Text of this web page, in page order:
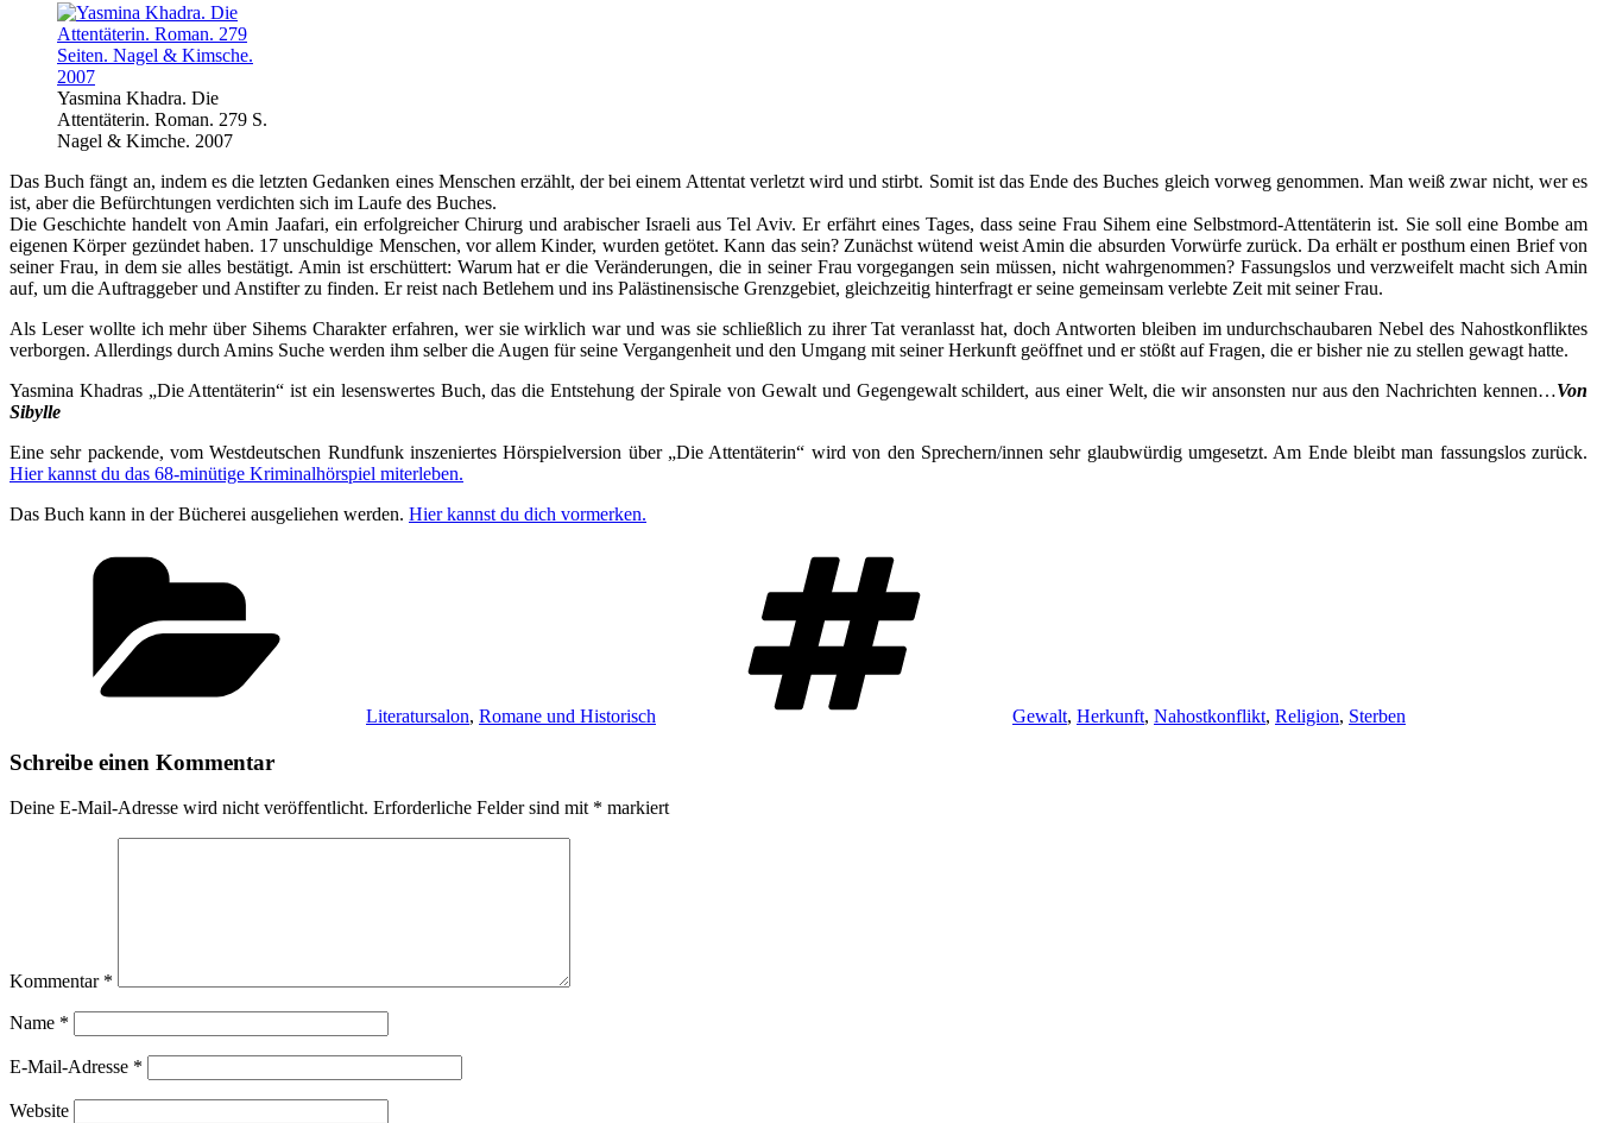
Yasmina Khadra. Die
Attentäterin. Roman. 279 S.
Nagel & Kimche. 2007
Das Buch fängt an, indem es die letzten Gedanken eines Menschen erzählt, der bei einem Attentat verletzt wird und stirbt. Somit ist das Ende des Buches gleich vorweg genommen. Man weiß zwar nicht, wer es
ist, aber die Befürchtungen verdichten sich im Laufe des Buches.
Die Geschichte handelt von Amin Jaafari, ein erfolgreicher Chirurg und arabischer Israeli aus Tel Aviv. Er erfährt eines Tages, dass seine Frau Sihem eine Selbstmord-Attentäterin ist. Sie soll eine Bombe am
eigenen Körper gezündet haben. 17 unschuldige Menschen, vor allem Kinder, wurden getötet. Kann das sein? Zunächst wütend weist Amin die absurden Vorwürfe zurück. Da erhält er posthum einen Brief von
seiner Frau, in dem sie alles bestätigt. Amin ist erschüttert: Warum hat er die Veränderungen, die in seiner Frau vorgegangen sein müssen, nicht wahrgenommen? Fassungslos und verzweifelt macht sich Amin
auf, um die Auftraggeber und Anstifter zu finden. Er reist nach Betlehem und ins Palästinensische Grenzgebiet, gleichzeitig hinterfragt er seine gemeinsam verlebte Zeit mit seiner Frau.
Als Leser wollte ich mehr über Sihems Charakter erfahren, wer sie wirklich war und was sie schließlich zu ihrer Tat veranlasst hat, doch Antworten bleiben im undurchschaubaren Nebel des Nahostkonfliktes
verborgen. Allerdings durch Amins Suche werden ihm selber die Augen für seine Vergangenheit und den Umgang mit seiner Herkunft geöffnet und er stößt auf Fragen, die er bisher nie zu stellen gewagt hatte.
Yasmina Khadras „Die Attentäterin“ ist ein lesenswertes Buch, das die Entstehung der Spirale von Gewalt und Gegengewalt schildert, aus einer Welt, die wir ansonsten nur aus den Nachrichten kennen…Von
Sibylle
Eine sehr packende, vom Westdeutschen Rundfunk inszeniertes Hörspielversion über „Die Attentäterin“ wird von den Sprechern/innen sehr glaubwürdig umgesetzt. Am Ende bleibt man fassungslos zurück.
Hier kannst du das 68-minütige Kriminalhörspiel miterleben.
Das Buch kann in der Bücherei ausgeliehen werden. Hier kannst du dich vormerken.
Literatursalon, Romane und Historisch Gewalt, Herkunft, Nahostkonflikt, Religion, Sterben
Schreibe einen Kommentar
Deine E-Mail-Adresse wird nicht veröffentlicht. Erforderliche Felder sind mit * markiert
Kommentar *
Name *
E-Mail-Adresse *
Website